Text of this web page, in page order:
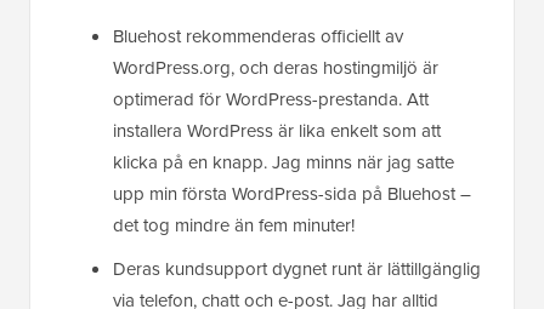
Bluehost rekommenderas officiellt av
WordPress.org, och deras hostingmiljö är
optimerad för WordPress-prestanda. Att
installera WordPress är lika enkelt som att
klicka på en knapp. Jag minns när jag satte
upp min första WordPress-sida på Bluehost –
det tog mindre än fem minuter!
Deras kundsupport dygnet runt är lättillgänglig
via telefon, chatt och e-post. Jag har alltid